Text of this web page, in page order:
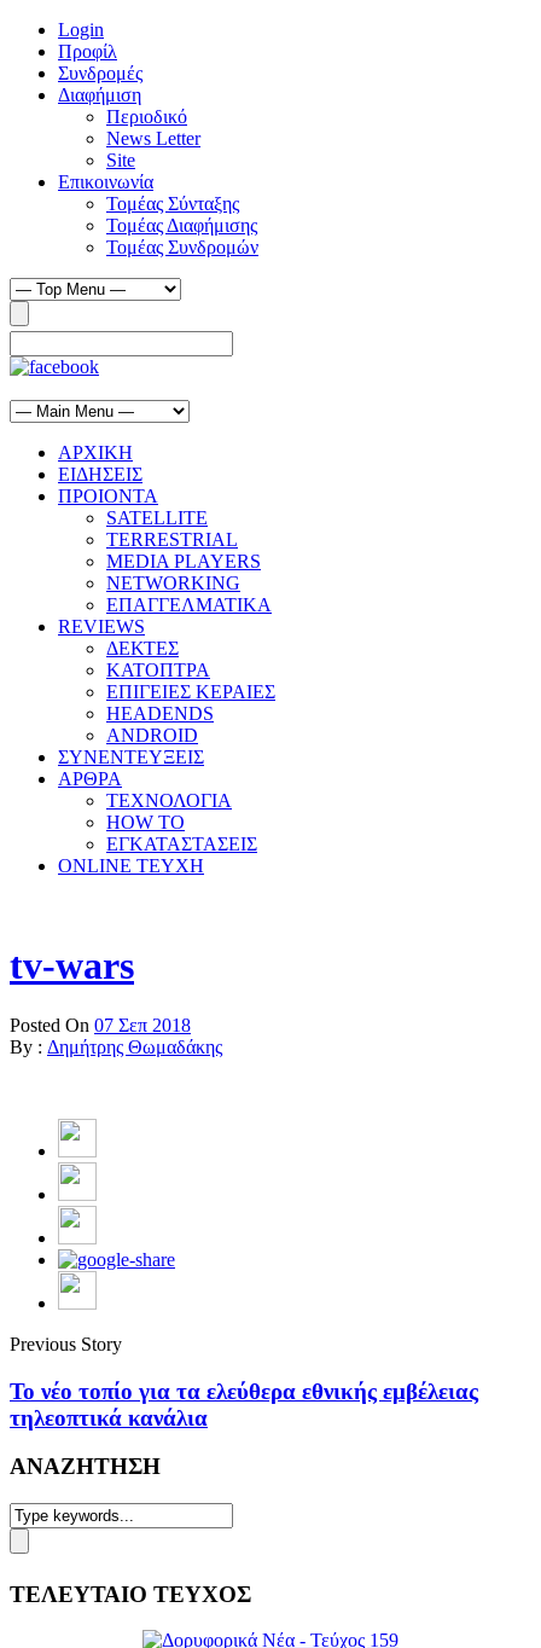
Login
Προφίλ
Συνδρομές
Διαφήμιση
Περιοδικό
News Letter
Site
Επικοινωνία
Τομέας Σύνταξης
Τομέας Διαφήμισης
Τομέας Συνδρομών
ΑΡΧΙΚΗ
ΕΙΔΗΣΕΙΣ
ΠΡΟΙΟΝΤΑ
SATELLITE
TERRESTRIAL
MEDIA PLAYERS
NETWORKING
ΕΠΑΓΓΕΛΜΑΤΙΚΑ
REVIEWS
ΔΕΚΤΕΣ
ΚΑΤΟΠΤΡΑ
ΕΠΙΓΕΙΕΣ ΚΕΡΑΙΕΣ
HEADENDS
ANDROID
ΣΥΝΕΝΤΕΥΞΕΙΣ
ΑΡΘΡΑ
ΤΕΧΝΟΛΟΓΙΑ
HOW TO
ΕΓΚΑΤΑΣΤΑΣΕΙΣ
ONLINE TEYXH
tv-wars
Posted On 07 Σεπ 2018
By : Δημήτρης Θωμαδάκης
Previous Story
Το νέο τοπίο για τα ελεύθερα εθνικής εμβέλειας
τηλεοπτικά κανάλια
ΑΝΑΖΗΤΗΣΗ
ΤΕΛΕΥΤΑΙΟ ΤΕΥΧΟΣ